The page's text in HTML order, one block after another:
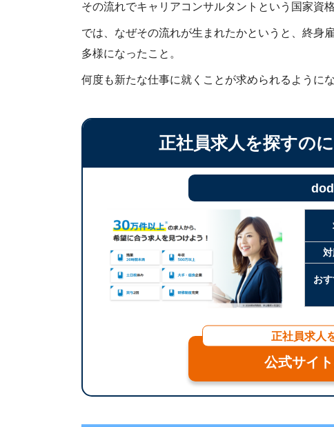
その流れでキャリアコンサルタントという国家資
では、なぜその流れが生まれたかというと、終身
多様になったこと。
何度も新たな仕事に就くことが求められるように
正社員求人を探すの
お
正社員求人
公式サイ